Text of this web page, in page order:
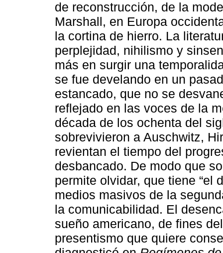
de reconstrucción, de la
Marshall, en Europa
la cortina de hierro. La
perplejidad, nihilismo y
más en surgir una
se fue develando en un
estancado, que no se
reflejado en las voces de la
década de los ochenta del
sobrevivieron a Auschwitz,
revientan el tiempo del
desbancado. De modo que
permite olvidar, que tiene “el
medios masivos de la
la comunicabilidad. El
sueño americano, de fines
presentismo que quiere